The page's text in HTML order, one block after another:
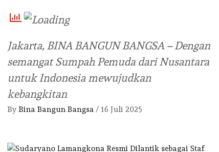
Jakarta, BINA BANGUN BANGSA – Dengan
semangat Sumpah Pemuda dari Nusantara
untuk Indonesia mewujudkan
kebangkitan
By Bina Bangun Bangsa / 16 Juli 2025